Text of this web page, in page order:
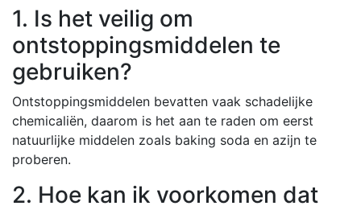
1. Is het veilig om
ontstoppingsmiddelen te
gebruiken?
Ontstoppingsmiddelen bevatten vaak schadelijke
chemicaliën, daarom is het aan te raden om eerst
natuurlijke middelen zoals baking soda en azijn te
proberen.
2. Hoe kan ik voorkomen dat